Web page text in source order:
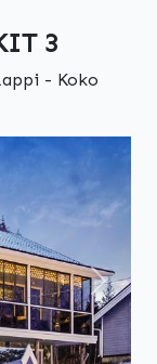
3
- Koko